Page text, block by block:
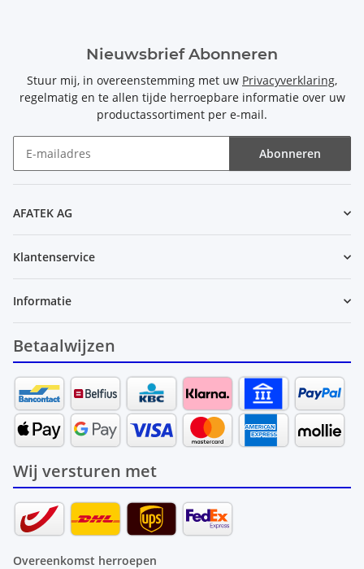
Nieuwsbrief Abonneren
Stuur mij, in overeenstemming met uw Privacyverklaring,
regelmatig en te allen tijde herroepbare informatie over uw
productassortiment per e-mail.
Abonneren
AFATEK AG
Klantenservice
Informatie
Betaalwijzen
Wij versturen met
Overeenkomst herroepen